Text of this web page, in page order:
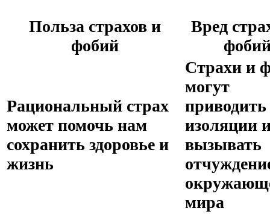
Польза страхов и
фобий
Вред
Рациональный страх
может помочь нам
сохранить здоровье и
жизнь
Страхи и
могут
изоляции
вызывать
мира